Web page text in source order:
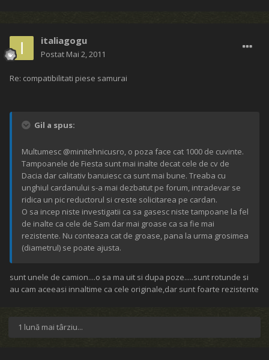
italiagogu
Postat Mai 2, 2011
Re: compatibilitati piese samurai
Gil a spus:
Multumesc @minitehnicusro, o poza face cat 1000 de cuvinte.
Tampoanele de Fiesta sunt mai inalte decat cele de cv de
Dacia dar calitativ banuiesc ca sunt mai bune. Treaba cu
unghiul cardanului s-a mai dezbatut pe forum, intradevar se
ridica un pic reductorul si creste solicitarea pe cardan.
O sa incep niste investigatii ca sa gasesc niste tampoane la fel
de inalte ca cele de Sam dar mai groase ca sa fie mai
rezistente. Nu conteaza cat de groase, pana la urma grosimea
(diametrul) se poate ajusta.
sunt unele de camion....o sa ma uit si dupa poze.....sunt rotunde si
au cam aceeasi innaltime ca cele originale,dar sunt foarte rezistente
1 lună mai târziu...